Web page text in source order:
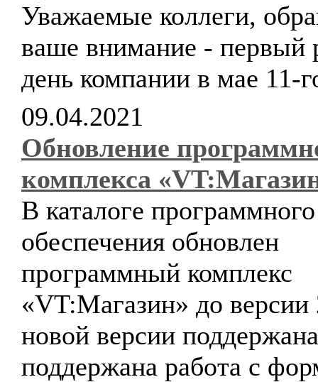
Уважаемые коллеги,
ваше внимание - первый
день компании в мае 11-
09.04.2021
Обновление
комплекса
В каталоге программного
обеспечения обновлен
программный комплекс
«VT:Магазин» до
новой версии поддержана
поддержана работа с